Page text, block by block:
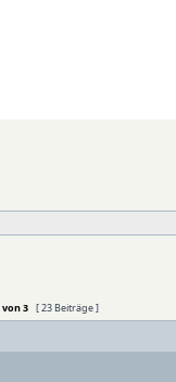
von3 [ 23 Beiträge ]